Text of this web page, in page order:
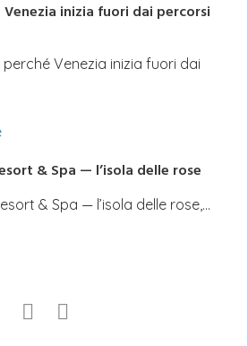
inizia fuori dai percorsi
Venezia inizia fuori dai
& Spa — l’isola delle rose
& Spa — l’isola delle rose,…